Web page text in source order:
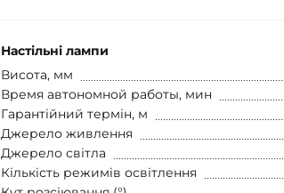
Настільні лампи
Висота, мм
Время автономной работы, мин
Гарантійний термін, м
Джерело живлення
Джерело світла
Кількість режимів освітлення